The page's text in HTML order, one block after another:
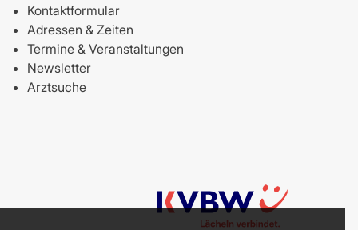
Kontaktformular
Adressen & Zeiten
Termine & Veranstaltungen
Newsletter
Arztsuche